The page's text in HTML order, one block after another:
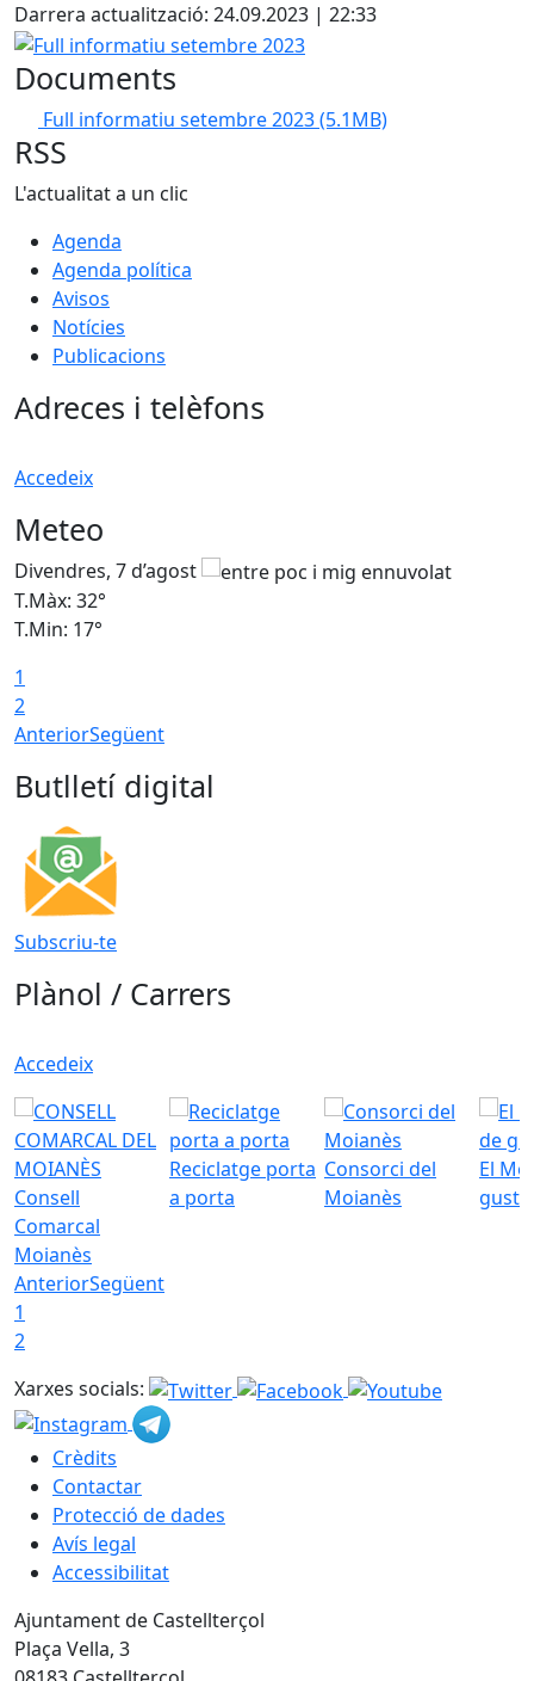
Darrera actualització: 24.09.2023 | 22:33
Full informatiu setembre 2023
Documents
Full informatiu setembre 2023(5.1MB)
RSS
L'actualitat a un clic
Agenda
Agenda política
Avisos
Notícies
Publicacions
Adreces i telèfons
Accedeix
Meteo
Divendres, 7 d’agost
T.Màx: 32°
T.Min: 17°
1
2
AnteriorSegüent
Butlletí digital
Subscriu-te
Plànol / Carrers
Accedeix
Consell
Comarcal
Moianès
Reciclatge porta
a porta
Consorci del
Moianès
El
gust
AnteriorSegüent
1
2
Xarxes socials:
Crèdits
Contactar
Protecció de dades
Avís legal
Accessibilitat
Ajuntament de Castellterçol
Plaça Vella, 3